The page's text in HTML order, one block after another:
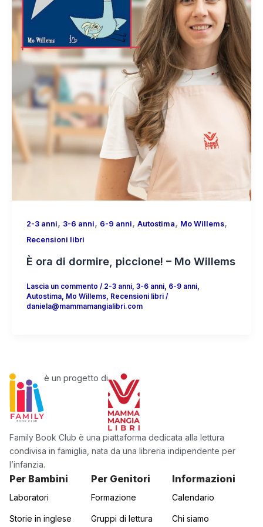
2-3 anni, 3-6 anni, 6-9 anni, Autostima, Mo Willems,
Recensioni libri
È ora di dormire, piccione! – Mo Willems
Lascia un commento / 2-3 anni, 3-6 anni, 6-9 anni,
Autostima, Mo Willems, Recensioni libri/
daniela@mammamangialibri.com
è un progetto di
Family Book Club è una piattaforma dedicata alla lettura
condivisa in famiglia, nata da una libreria indipendente per
l’infanzia.
Per Bambini
Laboratori
Storie in inglese
Per Genitori
Formazione
Gruppi di lettura
Informazioni
Calendario
Chi siamo